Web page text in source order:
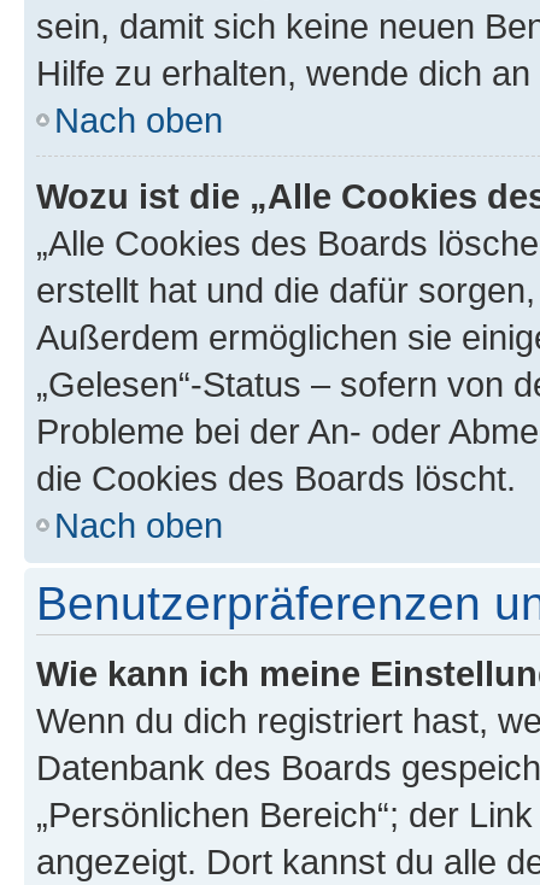
sein, damit sich keine neuen
Hilfe zu erhalten, wende dich
Nach oben
Wozu ist die „Alle Cookies
„Alle Cookies des Boards
erstellt hat und die dafür
Außerdem ermöglichen sie
„Gelesen“-Status – sofern von
Probleme bei der An- oder
die Cookies des Boards löscht.
Nach oben
Benutzerpräferenzen
Wie kann ich meine
Wenn du dich registriert hast,
Datenbank des Boards
„Persönlichen Bereich“; der
angezeigt. Dort kannst du alle